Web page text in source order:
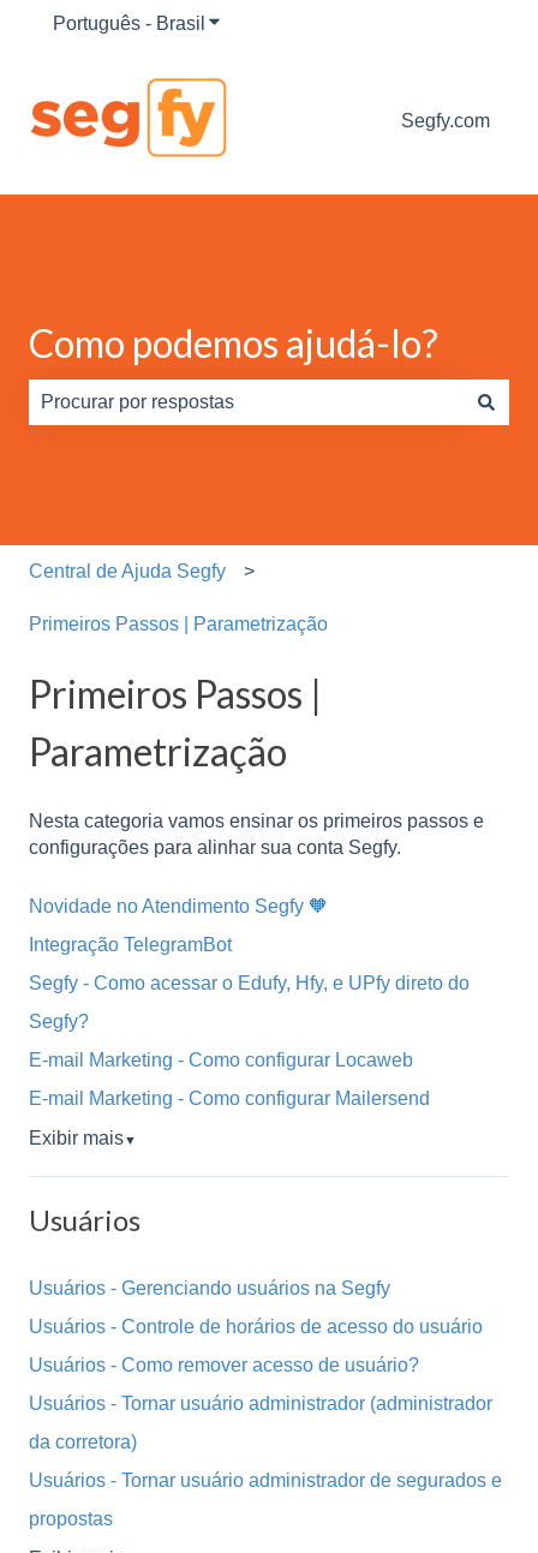
Português - Brasil Mostrar submenu para traduções
Segfy.com
Como podemos ajudá-lo?
Central de Ajuda Segfy
Primeiros Passos | Parametrização
Primeiros Passos |
Parametrização
Nesta categoria vamos ensinar os primeiros passos e
configurações para alinhar sua conta Segfy.
Novidade no Atendimento Segfy 🧡
Integração TelegramBot
Segfy - Como acessar o Edufy, Hfy, e UPfy direto do
Segfy?
E-mail Marketing - Como configurar Locaweb
E-mail Marketing - Como configurar Mailersend
Exibir mais▼
Usuários
Usuários - Gerenciando usuários na Segfy
Usuários - Controle de horários de acesso do usuário
Usuários - Como remover acesso de usuário?
Usuários - Tornar usuário administrador (administrador
da corretora)
Usuários - Tornar usuário administrador de segurados e
propostas